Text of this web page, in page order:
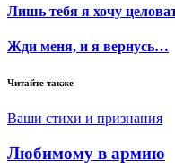
Лишь тебя я хочу
Жди меня, и я вернусь…
Читайте также
Ваши стихи и признания
Любимому в армию